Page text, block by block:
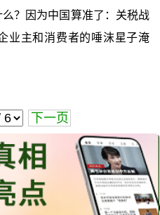
？因为中国算准了：关税战
业主和消费者的唾沫星子淹
下一页